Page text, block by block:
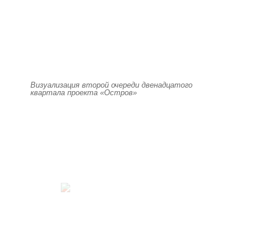
Визуализация второй очереди двенадцатого
квартала проекта «Остров»